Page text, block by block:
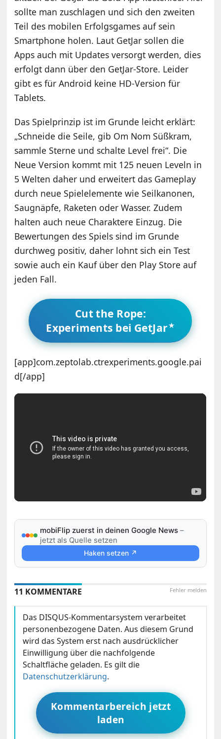
sollte man zuschlagen und sich den zweiten
Teil des mobilen Erfolgsgames auf sein
Smartphone holen. Laut GetJar sollen die
Apps auch mit Updates versorgt werden, dies
erfolgt dann über den GetJar-Store. Leider
gibt es für Android keine HD-Version für
Tablets.
Das Spielprinzip ist im Grunde leicht erklärt:
„Schneide die Seile, gib Om Nom Süßkram,
sammle Sterne und schalte Level frei“. Die
Neue Version kommt mit 125 neuen Leveln in
5 Welten daher und erweitert das Gameplay
durch neue Spielelemente wie Seilkanonen,
Saugnäpfe, Raketen oder Wasser. Zudem
halten auch neue Charaktere Einzug. Die
Bewertungen des Spiels sind im Grunde
durchweg positiv, daher lohnt sich ein Test
sowie auch ein Kauf über den Play Store auf
jeden Fall.
Cut the Rope:
Experiments bei GetJar
[app]com.zeptolab.ctrexperiments.google.pai
d[/app]
mobiFlip zuerst in deinen Google News –
jetzt als Quelle setzen
Haken setzen ↗
Fehler melden
11 KOMMENTARE
Das DISQUS-Kommentarsystem verarbeitet
personenbezogene Daten. Aus diesem Grund
wird das System erst nach ausdrücklicher
Einwilligung über die nachfolgende
Schaltfläche geladen. Es gilt die
Datenschutzerklärung.
Kommentarbereich jetzt
laden